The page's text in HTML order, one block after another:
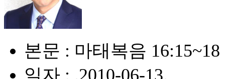
본문 : 마태복음 16:15~18
일자 : .2010-06-13.